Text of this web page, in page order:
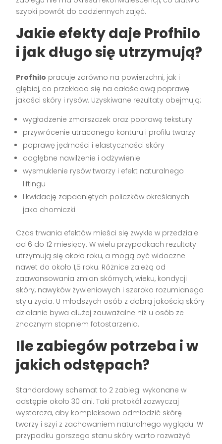
szybki powrót do codziennych zajęć.
Jakie efekty daje Profhilo
i jak długo się utrzymują?
Profhilo pracuje zarówno na powierzchni, jak i
głębiej, co przekłada się na całościową poprawę
jakości skóry i rysów. Uzyskiwane rezultaty obejmują:
wygładzenie zmarszczek oraz poprawę tekstury
przywrócenie utraconego konturu i profilu twarzy
poprawę jędrności i elastyczności skóry
dogłębne nawilżenie i odżywienie
wysmuklenie rysów twarzy i efekt naturalnego
liftingu
likwidację zapadniętych policzków określanych
jako chomiczki
Czas trwania efektów mieści się zwykle w przedziale
od 6 do 12 miesięcy. W wielu przypadkach rezultaty
utrzymują się około roku, a mogą być widoczne
nawet do około 1,5 roku. Różnice zależą od
zaawansowania zmian skórnych, wieku, kondycji
skóry, nawyków żywieniowych i szeroko rozumianego
stylu życia. U młodszych osób z dobrą jakością skóry
działanie bywa dłużej zauważalne niż u osób ze
znacznym stopniem fotostarzenia.
Ile zabiegów potrzeba i w
jakich odstępach?
Standardowy schemat to 2 zabiegi wykonane w
odstępie około 30 dni. Taki protokół zazwyczaj
wystarcza, aby kompleksowo odmłodzić skórę
twarzy i szyi z zachowaniem naturalnego wyglądu. W
przypadku gorszego stanu skóry warto rozważyć